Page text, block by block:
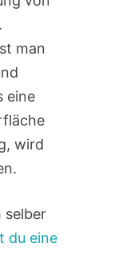
man
eine
wird
selber
du eine